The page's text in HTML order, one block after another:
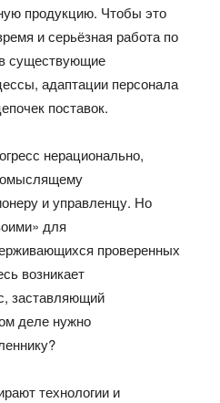
продукцию. Чтобы это
и серьёзная работа по
в существующие
адаптации персонала
поставок.
нерационально,
и управленцу. Но
для
проверенных
возникает
заставляющий
деле нужно
технологии и